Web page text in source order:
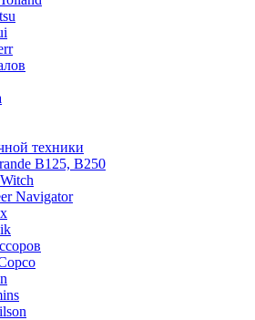
техники
B125, B250
Navigator